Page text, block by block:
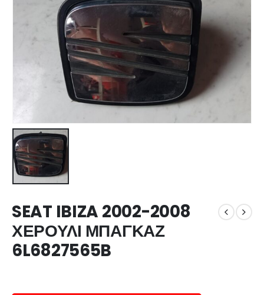
SEAT IBIZA 2002-2008
ΧΕΡΟΥΛΙ ΜΠΑΓΚΑΖ
6L6827565B